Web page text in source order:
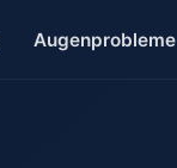
Augenprobleme